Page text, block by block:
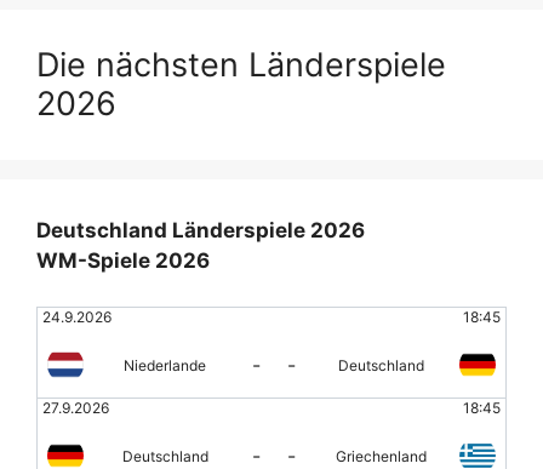
Die nächsten Länderspiele
2026
Deutschland Länderspiele 2026
WM-Spiele 2026
24.9.2026 18:45
Niederlande - - Deutschland
27.9.2026 18:45
Deutschland - - Griechenland